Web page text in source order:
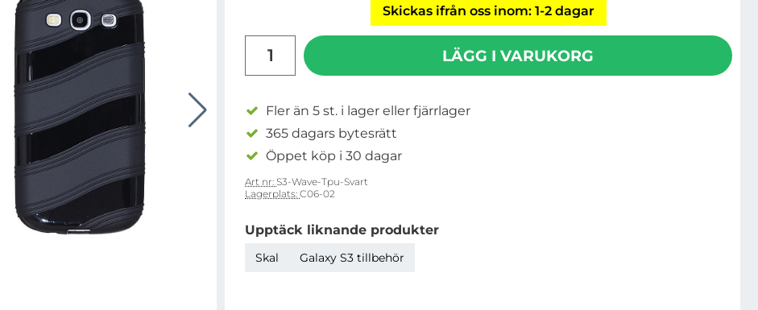
Skickas ifrån oss inom: 1-2 dagar
LÄGG I VARUKORG
Fler än 5 st. i lager eller fjärrlager
365 dagars bytesrätt
Öppet köp i 30 dagar
Art nr: S3-Wave-Tpu-Svart
Lagerplats: C06-02
Upptäck liknande produkter
Skal Galaxy S3 tillbehör